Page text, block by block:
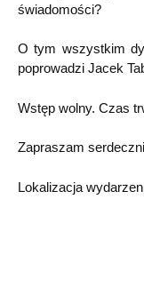
świadomości?
O tym wszystkim
poprowadzi Jacek
Wstęp wolny. Czas
Zapraszam
Lokalizacja